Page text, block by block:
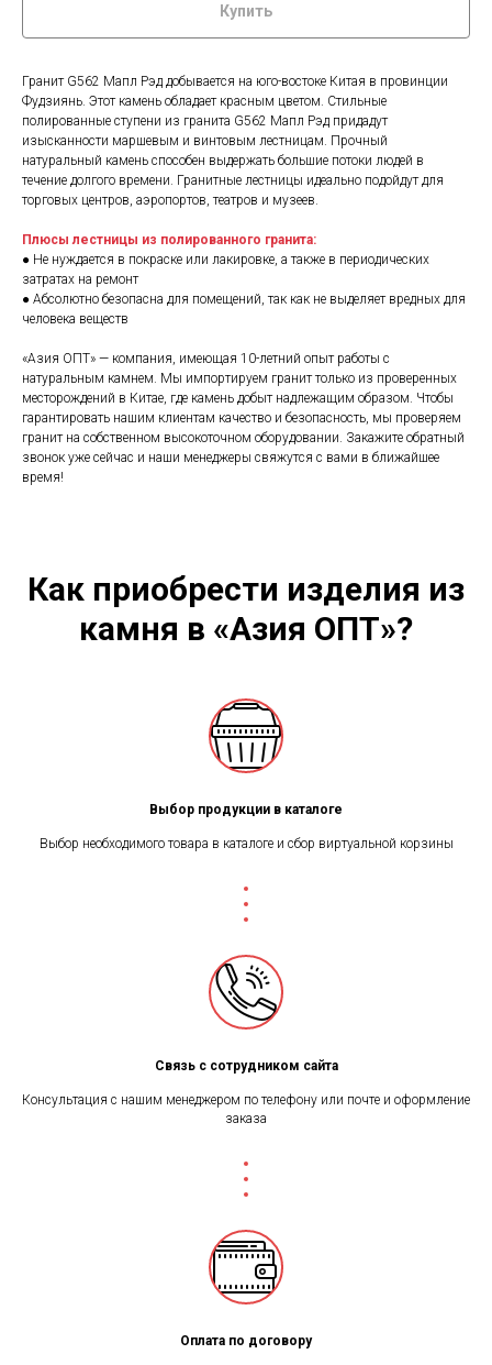
Купить
Гранит G562 Мапл Рэд добывается на юго-востоке Китая в провинции
Фудзиянь. Этот камень обладает красным цветом. Стильные
полированные ступени из гранита G562 Мапл Рэд придадут
изысканности маршевым и винтовым лестницам. Прочный
натуральный камень способен выдержать большие потоки людей в
течение долгого времени. Гранитные лестницы идеально подойдут для
торговых центров, аэропортов, театров и музеев.
Плюсы лестницы из полированного гранита:
● Не нуждается в покраске или лакировке, а также в периодических
затратах на ремонт
● Абсолютно безопасна для помещений, так как не выделяет вредных для
человека веществ
«Азия ОПТ» — компания, имеющая 10-летний опыт работы с
натуральным камнем. Мы импортируем гранит только из проверенных
месторождений в Китае, где камень добыт надлежащим образом. Чтобы
гарантировать нашим клиентам качество и безопасность, мы проверяем
гранит на собственном высокоточном оборудовании. Закажите обратный
звонок уже сейчас и наши менеджеры свяжутся с вами в ближайшее
время!
Как приобрести изделия из
камня в «Азия ОПТ»?
Выбор продукции в каталоге
Выбор необходимого товара в каталоге и сбор виртуальной корзины
Связь с сотрудником сайта
Консультация с нашим менеджером по телефону или почте и оформление
заказа
Оплата по договору